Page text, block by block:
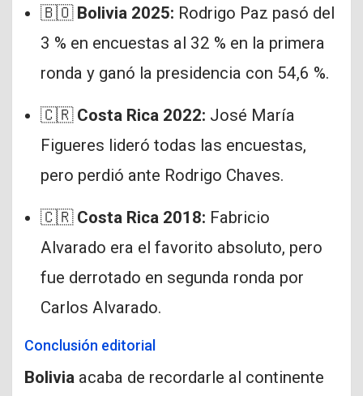
🇧🇴 Bolivia 2025: Rodrigo Paz pasó del
3 % en encuestas al 32 % en la primera
ronda y ganó la presidencia con 54,6 %.
🇨🇷 Costa Rica 2022: José María
Figueres lideró todas las encuestas,
pero perdió ante Rodrigo Chaves.
🇨🇷 Costa Rica 2018: Fabricio
Alvarado era el favorito absoluto, pero
fue derrotado en segunda ronda por
Carlos Alvarado.
Conclusión editorial
Bolivia acaba de recordarle al continente